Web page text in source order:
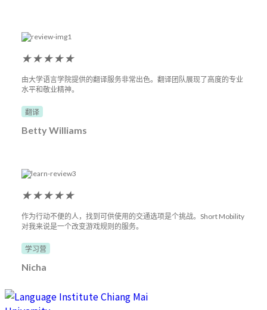
由大学语言学院提供的翻译服务非常出色。翻译团队展现了高度的专业
水平和敬业精神。
★ ★ ★ ★ ★
Betty Williams
翻译
作为行动不便的人，找到可供使用的交通选项是个挑战。Short Mobility
对我来说是一个改变游戏规则的服务。
★ ★ ★ ★ ★
Nicha
学习营